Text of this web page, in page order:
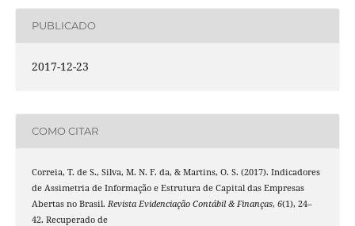
PUBLICADO
2017-12-23
COMO CITAR
Correia, T. de S., Silva, M. N. F. da, & Martins, O. S. (2017). Indicadores
de Assimetria de Informação e Estrutura de Capital das Empresas
Abertas no Brasil. Revista Evidenciação Contábil & Finanças, 6(1), 24–
42. Recuperado de